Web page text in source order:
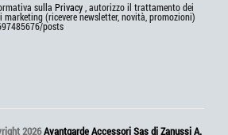
sulla Privacy , autorizzo il trattamento dei
(ricevere newsletter, novità, promozioni)
posts
2026Avantgarde Accessori Sas di Zanussi A.